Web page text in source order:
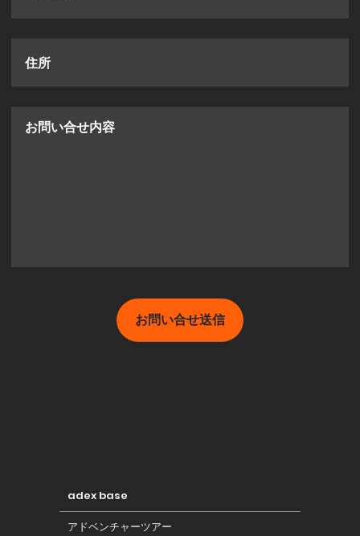
お問い合せ送信
adex base
アドベンチャーツアー